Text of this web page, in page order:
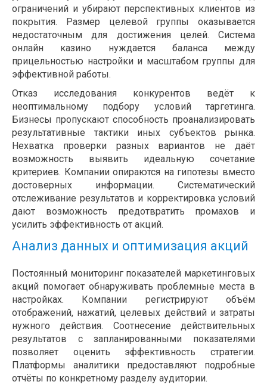
ограничений и убирают перспективных клиентов из
покрытия. Размер целевой группы оказывается
недостаточным для достижения целей. Система
онлайн казино нуждается баланса между
прицельностью настройки и масштабом группы для
эффективной работы.
Отказ исследования конкурентов ведёт к
неоптимальному подбору условий таргетинга.
Бизнесы пропускают способность проанализировать
результативные тактики иных субъектов рынка.
Нехватка проверки разных вариантов не даёт
возможность выявить идеальную сочетание
критериев. Компании опираются на гипотезы вместо
достоверных информации. Систематический
отслеживание результатов и корректировка условий
дают возможность предотвратить промахов и
усилить эффективность от акций.
Анализ данных и оптимизация акций
Постоянный мониторинг показателей маркетинговых
акций помогает обнаруживать проблемные места в
настройках. Компании регистрируют объём
отображений, нажатий, целевых действий и затраты
нужного действия. Соотнесение действительных
результатов с запланированными показателями
позволяет оценить эффективность стратегии.
Платформы аналитики предоставляют подробные
отчёты по конкретному разделу аудитории.